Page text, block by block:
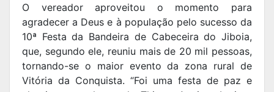
O vereador aproveitou o momento para
agradecer a Deus e à população pelo sucesso da
10ª Festa da Bandeira de Cabeceira do Jiboia,
que, segundo ele, reuniu mais de 20 mil pessoas,
tornando-se o maior evento da zona rural de
Vitória da Conquista. “Foi uma festa de paz e